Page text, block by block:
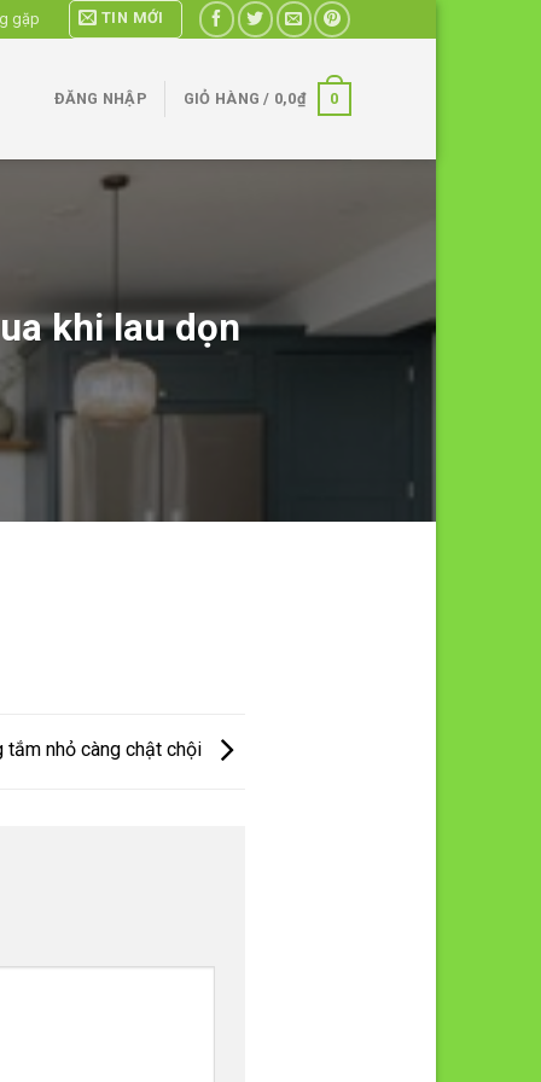
gặp TIN MỚI
ĐĂNG NHẬP GIỎ HÀNG / 0,0₫ 0
khi lau dọn
tắm nhỏ càng chật chội